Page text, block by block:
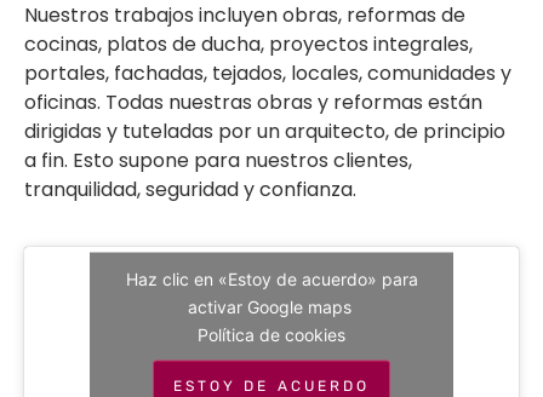
Nuestros trabajos incluyen obras, reformas de
cocinas, platos de ducha, proyectos integrales,
portales, fachadas, tejados, locales, comunidades y
oficinas. Todas nuestras obras y reformas están
dirigidas y tuteladas por un arquitecto, de principio
a fin. Esto supone para nuestros clientes,
tranquilidad, seguridad y confianza.
Haz clic en «Estoy de acuerdo» para
activar Google maps
Política de cookies
ESTOY DE ACUERDO